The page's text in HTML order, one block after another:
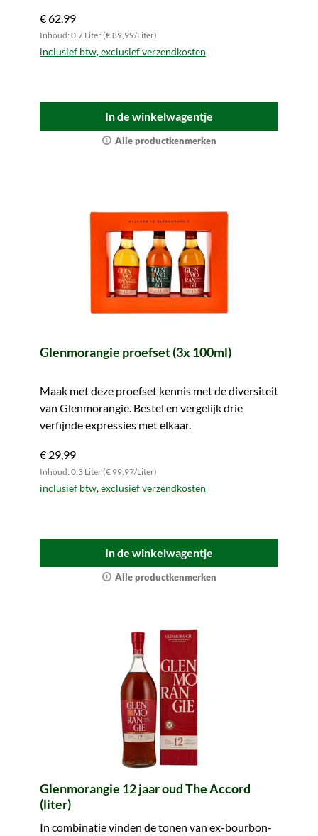
€ 62,99
Inhoud: 0.7 Liter (€ 89,99/Liter)
inclusief btw, exclusief verzendkosten
In de winkelwagentje
Alle productkenmerken
Glenmorangie proefset (3x 100ml)
Maak met deze proefset kennis met de diversiteit
van Glenmorangie. Bestel en vergelijk drie
verfijnde expressies met elkaar.
€ 29,99
Inhoud: 0.3 Liter (€ 99,97/Liter)
inclusief btw, exclusief verzendkosten
In de winkelwagentje
Alle productkenmerken
Glenmorangie 12 jaar oud The Accord
(liter)
In combinatie vinden de tonen van ex-bourbon-